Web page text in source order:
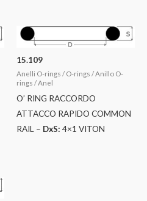
15.109
Anelli O-rings / O-rings / Anillo O-
rings / Anel
O’ RING RACCORDO
ATTACCO RAPIDO COMMON
RAIL – DxS: 4×1 VITON